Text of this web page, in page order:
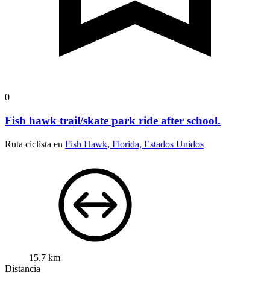
0
Fish hawk trail/skate park ride after school.
Ruta ciclista en Fish Hawk, Florida, Estados Unidos
15,7 km
Distancia